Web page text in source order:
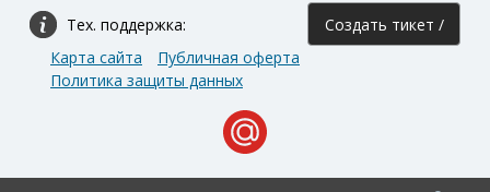
Тех. поддержка: Создать тикет /
Карта сайта
Публичная оферта
Политика защиты данных